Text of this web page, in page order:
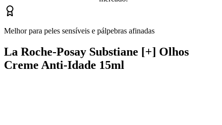
Melhor para peles sensíveis e pálpebras afinadas
La Roche-Posay Substiane [+] Olhos
Creme Anti-Idade 15ml